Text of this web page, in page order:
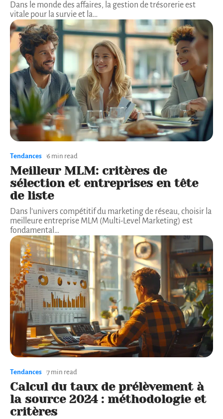
Dans le monde des affaires, la gestion de trésorerie est
vitale pour la survie et la…
Tendances 6 min read
Meilleur MLM: critères de
sélection et entreprises en tête
de liste
Dans l'univers compétitif du marketing de réseau, choisir la
meilleure entreprise MLM (Multi-Level Marketing) est
fondamental …
Tendances 7 min read
Calcul du taux de prélèvement à
la source 2024 : méthodologie et
critères